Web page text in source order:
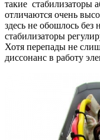
такие стабилизаторы
отличаются очень
здесь не обошлось
стабилизаторы
Хотя перепады не
диссонанс в работу